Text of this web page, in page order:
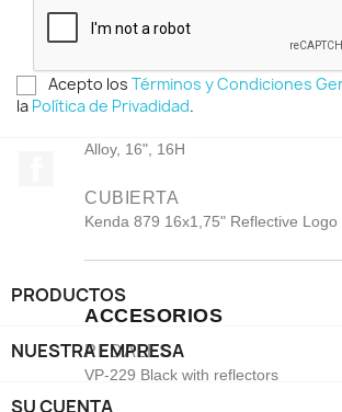
RUEDAS
Alloy, 16", 16H
CUBIERTA
Kenda 879 16x1,75" Reflective Logo
ACCESORIOS
PEDALES
VP-229 Black with reflectors
Acepto los Términos y Condiciones
la Política de Privadidad.
Facebook
PRODUCTOS
NUESTRA EMPRESA
SU CUENTA